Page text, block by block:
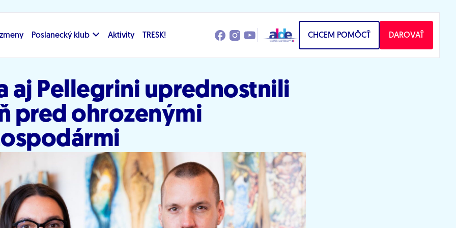
Poslanecký klub Aktivity TRESK! CHCEM POMÔCŤ DAROVAŤ
aj Pellegrini uprednostnili
pred ohrozenými